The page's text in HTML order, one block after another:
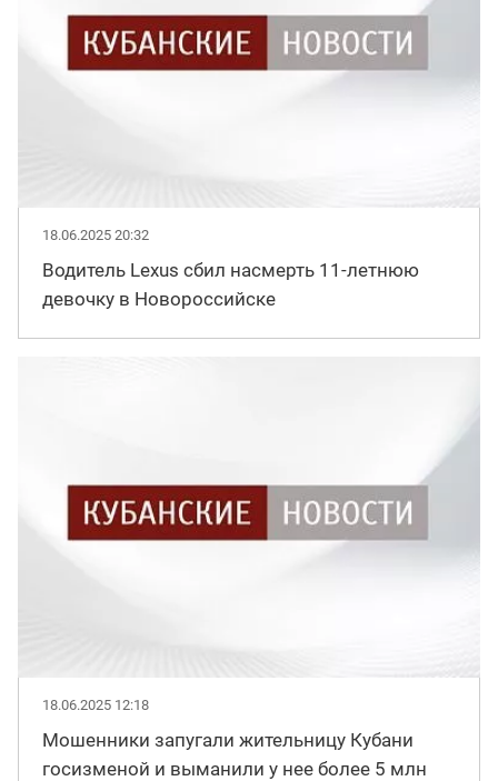
18.06.2025 20:32
Водитель Lexus сбил насмерть 11-летнюю
девочку в Новороссийске
18.06.2025 12:18
Мошенники запугали жительницу Кубани
госизменой и выманили у нее более 5 млн